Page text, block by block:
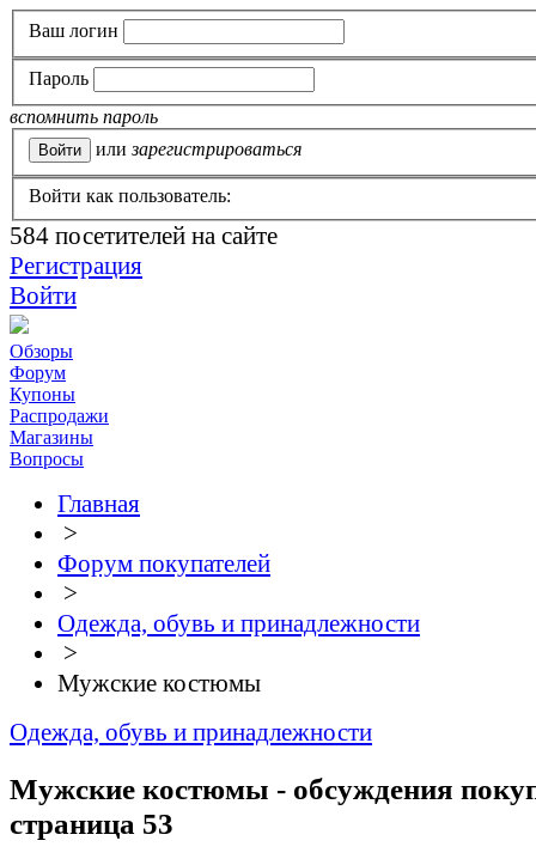
Ваш логин
Пароль
вспомнить пароль
или зарегистрироваться
Войти как пользователь:
584 посетителей на сайте
Регистрация
Войти
Обзоры
Форум
Купоны
Распродажи
Магазины
Вопросы
Главная
>
Форум покупателей
>
Одежда, обувь и принадлежности
>
Мужские костюмы
Одежда, обувь и принадлежности
Мужские костюмы - обсуждения
страница 53